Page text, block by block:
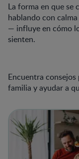
La forma en que se
hablando con
— influye en cómo
sienten.
Encuentra
familia y ayudar a